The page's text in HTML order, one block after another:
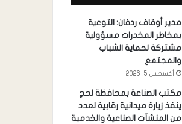
مدير أوقاف ردفان: التوعية
بمخاطر المخدرات مسؤولية
مشتركة لحماية الشباب
والمجتمع
أغسطس 5, 2026
مكتب الصناعة بمحافظة لحج
ينفذ زيارة ميدانية رقابية لعدد
من المنشآت الصناعية والخدمية